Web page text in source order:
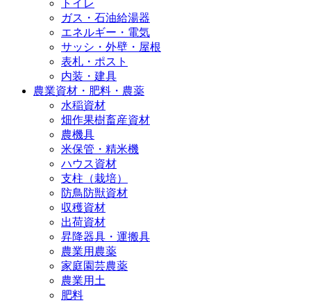
トイレ
ガス・石油給湯器
エネルギー・電気
サッシ・外壁・屋根
表札・ポスト
内装・建具
農業資材・肥料・農薬
水稲資材
畑作果樹畜産資材
農機具
米保管・精米機
ハウス資材
支柱（栽培）
防鳥防獣資材
収穫資材
出荷資材
昇降器具・運搬具
農業用農薬
家庭園芸農薬
農業用土
肥料